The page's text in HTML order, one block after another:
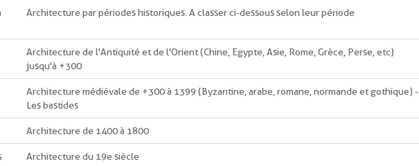
Architecture par périodes historiques. A classer ci-dessous selon leur période
Architecture de l'Antiquité et de l'Orient (Chine, Egypte, Asie, Rome, Grèce, Perse, etc)
jusqu'à +300
Architecture médiévale de +300 à 1399 (Byzantine, arabe, romane, normande et gothique) -
Les bastides
Architecture de 1400 à 1800
Architecture du 19e siècle